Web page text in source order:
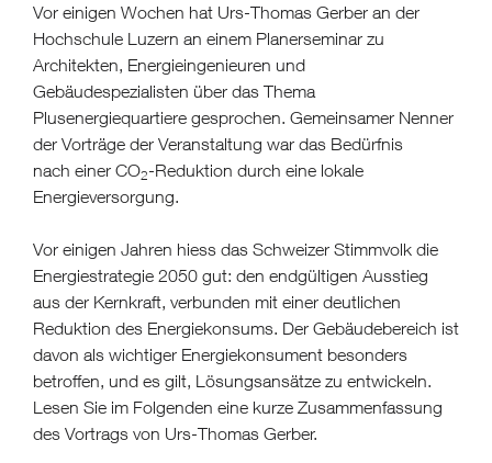
Vor einigen Wochen hat Urs-Thomas Gerber an der
Hochschule Luzern an einem Planerseminar zu
Architekten, Energieingenieuren und
Gebäudespezialisten über das Thema
Plusenergiequartiere gesprochen. Gemeinsamer Nenner
der Vorträge der Veranstaltung war das Bedürfnis
nach einer CO2-Reduktion durch eine lokale
Energieversorgung.
Vor einigen Jahren hiess das Schweizer Stimmvolk die
Energiestrategie 2050 gut: den endgültigen Ausstieg
aus der Kernkraft, verbunden mit einer deutlichen
Reduktion des Energiekonsums. Der Gebäudebereich ist
davon als wichtiger Energiekonsument besonders
betroffen, und es gilt, Lösungsansätze zu entwickeln.
Lesen Sie im Folgenden eine kurze Zusammenfassung
des Vortrags von Urs-Thomas Gerber.